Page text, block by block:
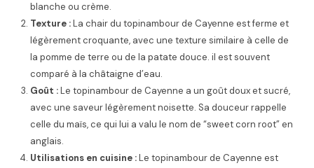
blanche ou crème.
Texture :La chair du topinambour de Cayenne est ferme et
légèrement croquante, avec une texture similaire à celle de
la pomme de terre ou de la patate douce. il est souvent
comparé à la châtaigne d’eau.
Goût :Le topinambour de Cayenne a un goût doux et sucré,
avec une saveur légèrement noisette. Sa douceur rappelle
celle du maïs, ce qui lui a valu le nom de “sweet corn root” en
anglais.
Utilisations en cuisine :Le topinambour de Cayenne est